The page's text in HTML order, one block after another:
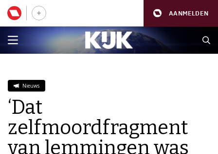
AANMELDEN
Nieuws
‘Dat
zelfmoordfragment
van lemmingen was